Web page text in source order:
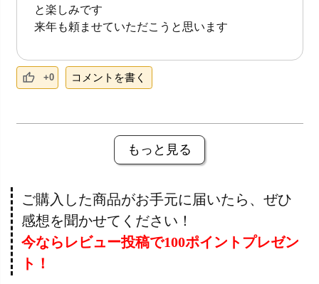
と楽しみです
来年も頼ませていただこうと思います
+0 コメントを書く
もっと見る
ご購入した商品がお手元に届いたら、ぜひ
感想を聞かせてください！
今ならレビュー投稿で100ポイントプレゼン
ト！